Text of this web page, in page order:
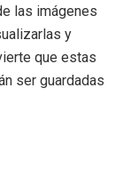
las imágenes
y
que estas
ser guardadas